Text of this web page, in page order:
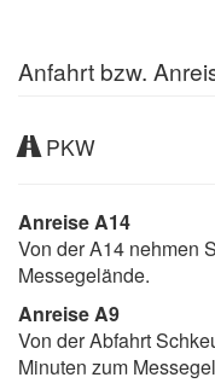
Anfahrt bzw.
PKW
Anreise A14
Von der A14 nehmen
Messegelände.
Anreise A9
Von der Abfahrt
Minuten zum